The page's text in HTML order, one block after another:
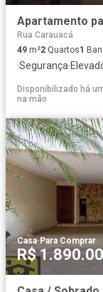
Rua Carauacá
49 m²2 Quartos1
·Segurança·
Disponibilizado há
na mão
Casa·Para Comprar
R$